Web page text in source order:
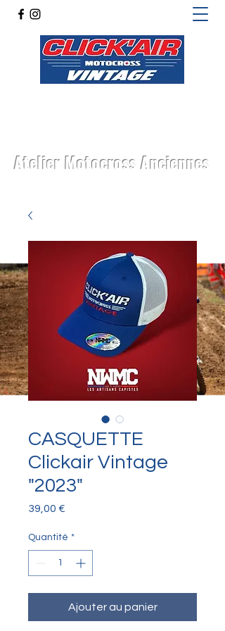
Atelier Motocross Anciennes
CASQUETTE
Clickair Vintage
"2023"
39,00 €
Quantité *
Ajouter au panier